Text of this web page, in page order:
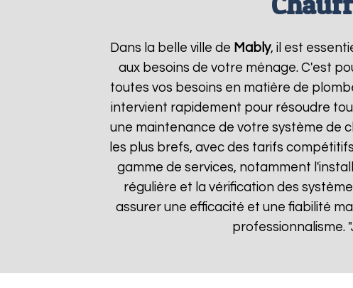
Dans la belle ville de Mably, il est
aux besoins de votre ménage. C'est
toutes vos besoins en matière de
intervient rapidement pour résoudre
une maintenance de votre système de
les plus brefs, avec des tarifs
gamme de services, notamment
régulière et la vérification des
assurer une efficacité et une fiabilité
professionnalisme.